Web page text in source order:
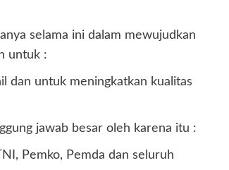
selama ini dalam mewujudkan
untuk :
dan untuk meningkatkan kualitas
jawab besar oleh karena itu :
Pemko, Pemda dan seluruh